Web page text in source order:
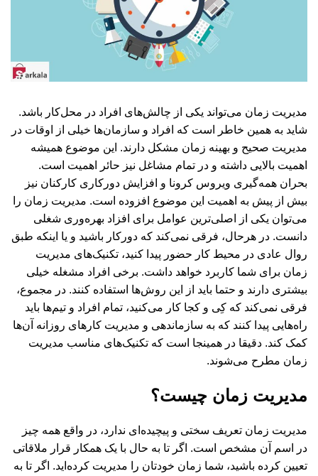
مدیریت زمان می‌تواند یکی از چالش‌های افراد در محل‌کار باشد.
شاید به همین خاطر است که افراد و سازمان‌ها خیلی از اوقات در
مدیریت صحیح و بهینه زمان مشکل دارند. این موضوع همیشه
اهمیت بالایی داشته و در تمام مشاغل نیز حائر اهمیت است.
بحران همه‌گیری ویروس کرونا و افزایش دورکاری کارکنان نیز
بیش از پیش به اهمیت این موضوع افزوده است. مدیریت زمان را
می‌توان یکی از اصلی‌ترین عوامل برای افزاد بهره‌وری شغلی
دانست. در هرحال،‌ فرقی نمی‌کند که دورکار باشید و یا اینکه طبق
روال عادی در محیط کار حضور پیدا کنید، تکنیک‌های مدیریت
زمان برای شما کاربرد خواهد داشت. برخی افراد مشغله خیلی
بیشتری دارند و حتما باید از این روش‌ها استفاده کنند. در مجموع،
فرقی نمی‌کند که کِی و کجا کار می‌کنید، تمام افراد و تیم‌ها باید
راه‌هایی پیدا کنند که به سازماندهی و مدیریت کارهای روزانه آن‌ها
کمک کند. دقیقا در همینجا است که تکنیک‌های مناسب مدیریت
زمان مطرح می‌شوند.
مدیریت زمان چیست؟
مدیریت زمان تعریف سختی و پیچیده‌ای ندارد، در واقع همه‌ چیز
در اسم آن مشخص است. اگر تا به حال با یک همکار قرار ملاقاتی
تعیین کرده باشید، شما زمان خودتان را مدیریت کرده‌اید. اگر تا به